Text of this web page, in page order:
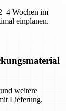
Wochen im
einplanen.
weitere
Lieferung.